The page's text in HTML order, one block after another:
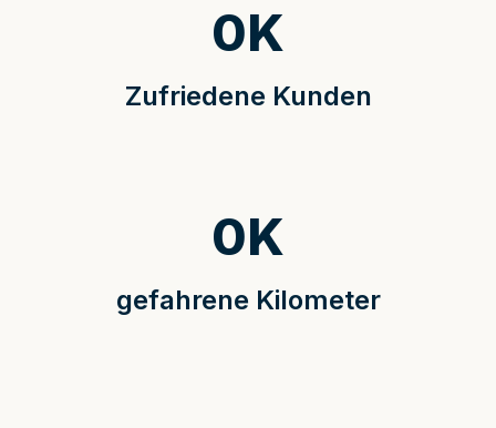
Zufriedene Kunden
0K
gefahrene Kilometer
0K